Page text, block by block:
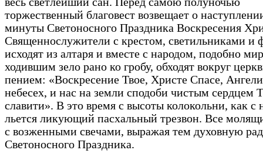
торжественный благовест возвещает о
минуты Светоносного Праздника Воскресения
Священнослужители с крестом, светильниками
исходят из алтаря и вместе с народом, подобно
ходившим зело рано ко гробу, обходят вокруг
пением: «Воскресение Твое, Христе Спасе,
небесех, и нас на земли сподоби чистым сердцем
славити». В это время с высоты колокольни, как с
льется ликующий пасхальный трезвон. Все
с возженными свечами, выражая тем духовную
Светоносного Праздника.